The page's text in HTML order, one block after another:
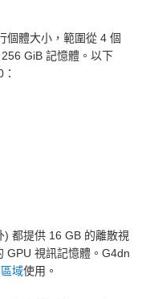
個體大小，範圍從 4 個
GiB 記憶體。以下
都提供 16 GB 的離散視
GPU 視訊記憶體。G4dn
區域使用。